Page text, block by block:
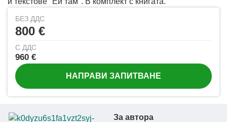
БЕЗ ДДС
800 €
С ДДС
960 €
НАПРАВИ ЗАПИТВАНЕ
За автора